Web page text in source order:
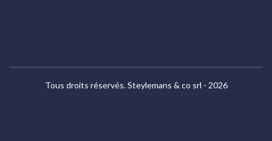
Tous droits réservés. Steylemans & co srl - 2026